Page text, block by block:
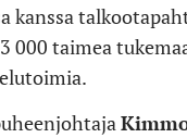
kanssa
000 taimea